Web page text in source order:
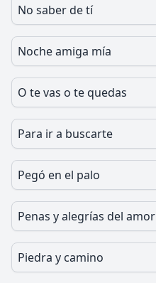
No saber de tí
Noche amiga mía
O te vas o te quedas
Para ir a buscarte
Pegó en el palo
Penas y alegrías del amor
Piedra y camino